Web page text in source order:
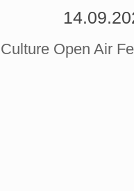
Open Air